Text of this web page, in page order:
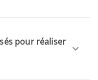
pour réaliser